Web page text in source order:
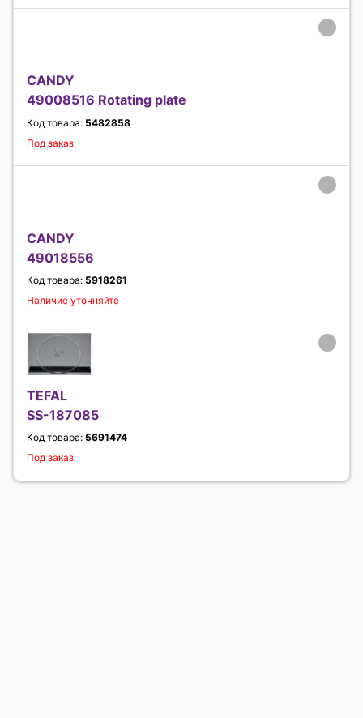
CANDY
49008516 Rotating plate
Код товара: 5482858
Под заказ
CANDY
49018556
Код товара: 5918261
Наличие уточняйте
TEFAL
SS-187085
Код товара: 5691474
Под заказ